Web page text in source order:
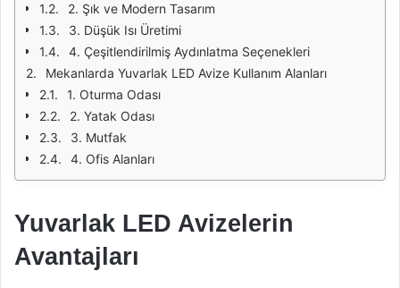
2. Şık ve Modern Tasarım
3. Düşük Isı Üretimi
4. Çeşitlendirilmiş Aydınlatma Seçenekleri
Mekanlarda Yuvarlak LED Avize Kullanım Alanları
1. Oturma Odası
2. Yatak Odası
3. Mutfak
4. Ofis Alanları
Yuvarlak LED Avizelerin
Avantajları